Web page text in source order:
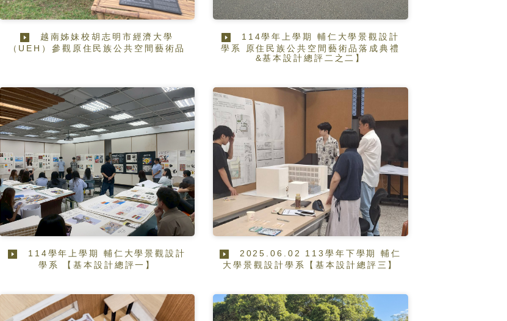
越南姊妹校胡志明市經濟大學
（UEH）參觀原住民族公共空間藝術品
114學年上學期 輔仁大學景觀設計
學系 原住民族公共空間藝術品落成典禮
&基本設計總評二之二】
114學年上學期 輔仁大學景觀設計
學系 【基本設計總評一】
2025.06.02 113學年下學期 輔仁
大學景觀設計學系【基本設計總評三】